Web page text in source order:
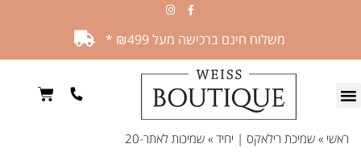
משלוח חינם ברכישה מעל ₪499 *
ראשי » שמיכת רילאקס | יחיד » שמיכות לאתר-20